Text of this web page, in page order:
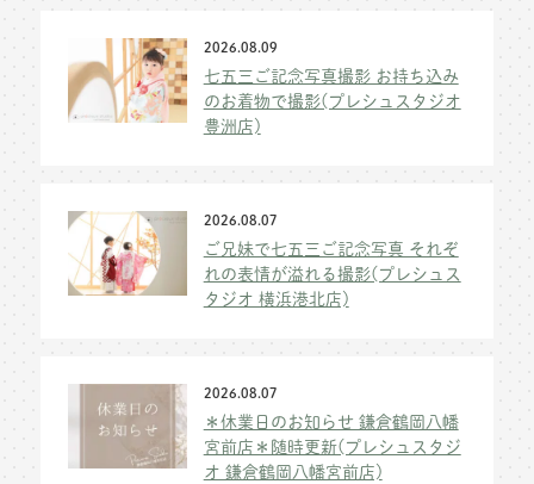
2026.08.09
七五三ご記念写真撮影 お持ち込み
のお着物で撮影(プレシュスタジオ
豊洲店)
2026.08.07
ご兄妹で七五三ご記念写真 それぞ
れの表情が溢れる撮影(プレシュス
タジオ 横浜港北店)
2026.08.07
＊休業日のお知らせ 鎌倉鶴岡八幡
宮前店＊随時更新(プレシュスタジ
オ 鎌倉鶴岡八幡宮前店)